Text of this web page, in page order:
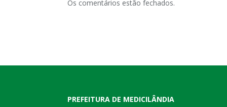
Os comentários estão fechados.
PREFEITURA DE MEDICILÂNDIA